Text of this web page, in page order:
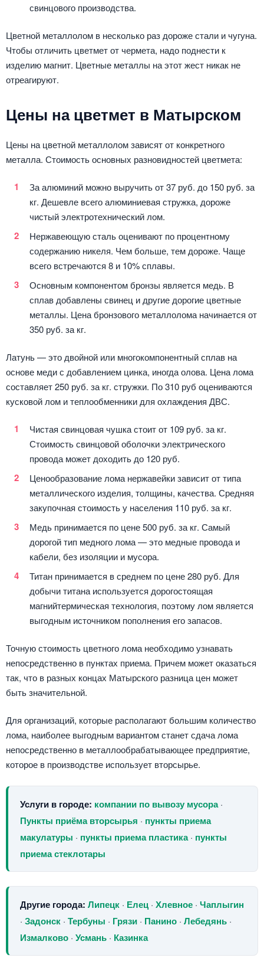
свинцового производства.
Цветной металлолом в несколько раз дороже стали и чугуна.
Чтобы отличить цветмет от чермета, надо поднести к
изделию магнит. Цветные металлы на этот жест никак не
отреагируют.
Цены на цветмет в Матырском
Цены на цветной металлолом зависят от конкретного
металла. Стоимость основных разновидностей цветмета:
За алюминий можно выручить от 37 руб. до 150 руб. за
кг. Дешевле всего алюминиевая стружка, дороже
чистый электротехнический лом.
Нержавеющую сталь оценивают по процентному
содержанию никеля. Чем больше, тем дороже. Чаще
всего встречаются 8 и 10% сплавы.
Основным компонентом бронзы является медь. В
сплав добавлены свинец и другие дорогие цветные
металлы. Цена бронзового металлолома начинается от
350 руб. за кг.
Латунь — это двойной или многокомпонентный сплав на
основе меди с добавлением цинка, иногда олова. Цена лома
составляет 250 руб. за кг. стружки. По 310 руб оцениваются
кусковой лом и теплообменники для охлаждения ДВС.
Чистая свинцовая чушка стоит от 109 руб. за кг.
Стоимость свинцовой оболочки электрического
провода может доходить до 120 руб.
Ценообразование лома нержавейки зависит от типа
металлического изделия, толщины, качества. Средняя
закупочная стоимость у населения 110 руб. за кг.
Медь принимается по цене 500 руб. за кг. Самый
дорогой тип медного лома — это медные провода и
кабели, без изоляции и мусора.
Титан принимается в среднем по цене 280 руб. Для
добычи титана используется дорогостоящая
магнийтермическая технология, поэтому лом является
выгодным источником пополнения его запасов.
Точную стоимость цветного лома необходимо узнавать
непосредственно в пунктах приема. Причем может оказаться
так, что в разных концах Матырского разница цен может
быть значительной.
Для организаций, которые располагают большим количество
лома, наиболее выгодным вариантом станет сдача лома
непосредственно в металлообрабатывающее предприятие,
которое в производстве использует вторсырье.
Услуги в городе: компании по вывозу мусора·
Пункты приёма вторсырья · пункты приема
макулатуры · пункты приема пластика· пункты
приема стеклотары
Другие города: Липецк · Елец · Хлевное · Чаплыгин
· Задонск · Тербуны · Грязи · Панино · Лебедянь ·
Измалково · Усмань · Казинка